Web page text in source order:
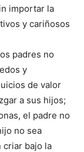
importar la
y cariñosos
padres no
y
de valor
a sus hijos;
el padre no
no sea
criar bajo la